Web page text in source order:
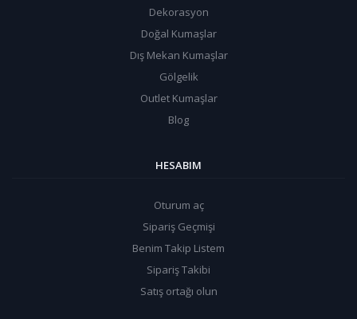
Dekorasyon
Doğal Kumaşlar
Dış Mekan Kumaşlar
Gölgelik
Outlet Kumaşlar
Blog
HESABIM
Oturum aç
Sipariş Geçmişi
Benim Takip Listem
Sipariş Takibi
Satış ortağı olun